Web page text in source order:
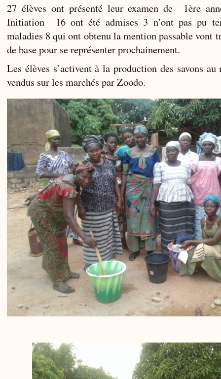
27 élèves ont présenté leur examen de 1ère
Initiation 16 ont été admises 3 n’ont pas pu
maladies 8 qui ont obtenu la mention passable vont
de base pour se représenter prochainement.
Les élèves s’activent à la production des savons
vendus sur les marchés par Zoodo.